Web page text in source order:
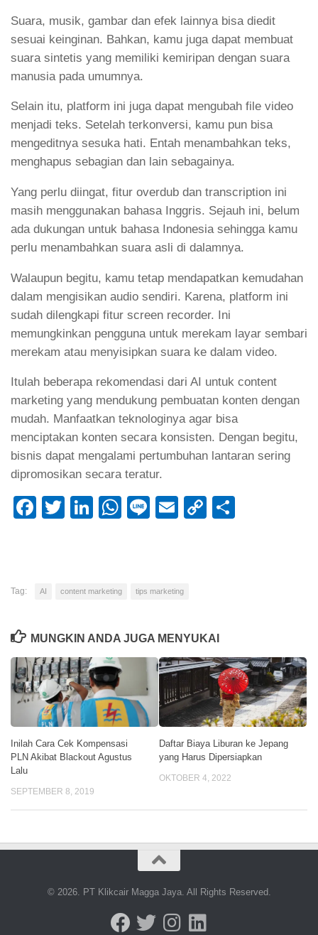
Suara, musik, gambar dan efek lainnya bisa diedit
sesuai keinginan. Bahkan, kamu juga dapat membuat
suara sintetis yang memiliki kemiripan dengan suara
manusia pada umumnya.
Selain itu, platform ini juga dapat mengubah file video
menjadi teks. Setelah terkonversi, kamu pun bisa
mengeditnya sesuka hati. Entah menambahkan teks,
menghapus sebagian dan lain sebagainya.
Yang perlu diingat, fitur overdub dan transcription ini
masih menggunakan bahasa Inggris. Sejauh ini, belum
ada dukungan untuk bahasa Indonesia sehingga kamu
perlu menambahkan suara asli di dalamnya.
Walaupun begitu, kamu tetap mendapatkan kemudahan
dalam mengisikan audio sendiri. Karena, platform ini
sudah dilengkapi fitur screen recorder. Ini
memungkinkan pengguna untuk merekam layar sembari
merekam atau menyisipkan suara ke dalam video.
Itulah beberapa rekomendasi dari AI untuk content
marketing yang mendukung pembuatan konten dengan
mudah. Manfaatkan teknologinya agar bisa
menciptakan konten secara konsisten. Dengan begitu,
bisnis dapat mengalami pertumbuhan lantaran sering
dipromosikan secara teratur.
Facebook
TwitterLinkedIn
WhatsApp
LineEmailCopy
Tag: AI content marketing tips marketing
MUNGKIN ANDA JUGA MENYUKAI
Inilah Cara Cek Kompensasi
PLN Akibat Blackout Agustus
Lalu
SEPTEMBER 8, 2019
Daftar Biaya Liburan ke Jepang
yang Harus Dipersiapkan
OKTOBER 4, 2022
© 2026. PT Klikcair Magga Jaya. All Rights Reserved.